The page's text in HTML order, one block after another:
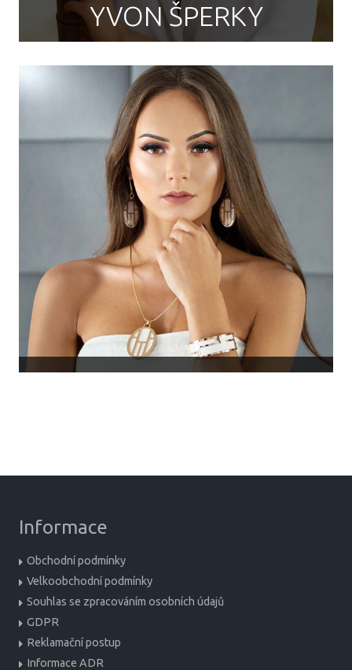
YVON ŠPERKY
Informace
Obchodní podmínky
Velkoobchodní podmínky
Souhlas se zpracováním osobních údajů
GDPR
Reklamační postup
Informace ADR